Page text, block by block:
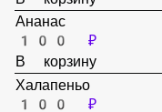
Пармезан на пиццу
100 ₽
В корзину